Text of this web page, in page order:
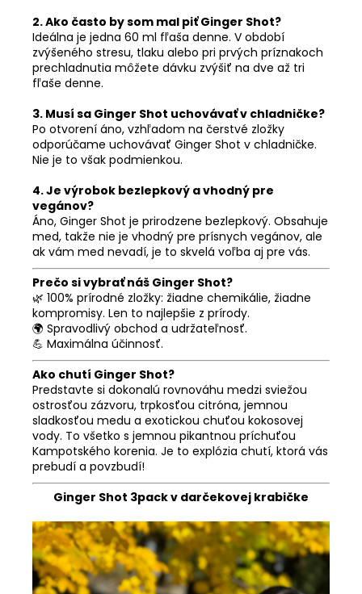
2. Ako často by som mal piť Ginger Shot?
Ideálna je jedna 60 ml fľaša denne. V období
zvýšeného stresu, tlaku alebo pri prvých príznakoch
prechladnutia môžete dávku zvýšiť na dve až tri
fľaše denne.
3. Musí sa Ginger Shot uchovávať v chladničke?
Po otvorení áno, vzhľadom na čerstvé zložky
odporúčame uchovávať Ginger Shot v chladničke.
Nie je to však podmienkou.
4. Je výrobok bezlepkový a vhodný pre
vegánov?
Áno, Ginger Shot je prirodzene bezlepkový. Obsahuje
med, takže nie je vhodný pre prísnych vegánov, ale
ak vám med nevadí, je to skvelá voľba aj pre vás.
Prečo si vybrať náš Ginger Shot?
🌿 100% prírodné zložky: žiadne chemikálie, žiadne
kompromisy. Len to najlepšie z prírody.
🌍 Spravodlivý obchod a udržateľnosť.
💪 Maximálna účinnosť.
Ako chutí Ginger Shot?
Predstavte si dokonalú rovnováhu medzi sviežou
ostrosťou zázvoru, trpkosťou citróna, jemnou
sladkosťou medu a exotickou chuťou kokosovej
vody. To všetko s jemnou pikantnou príchuťou
Kampotského korenia. Je to explózia chutí, ktorá vás
prebudí a povzbudí!
Ginger Shot 3pack v darčekovej krabičke